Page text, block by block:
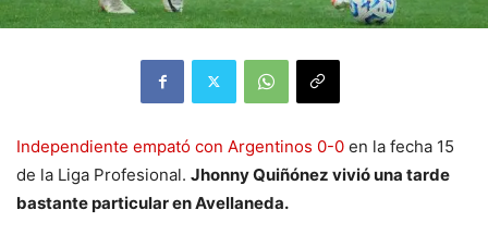
Independiente empató con Argentinos 0-0 en la fecha 15
de la Liga Profesional. Jhonny Quiñónez vivió una tarde
bastante particular en Avellaneda.